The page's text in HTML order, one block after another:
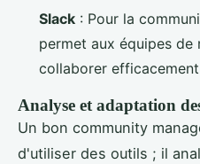
Slack : Pour la
permet aux équipes
collaborer
Analyse et adaptation
Un bon community
d'utiliser des outils ; il